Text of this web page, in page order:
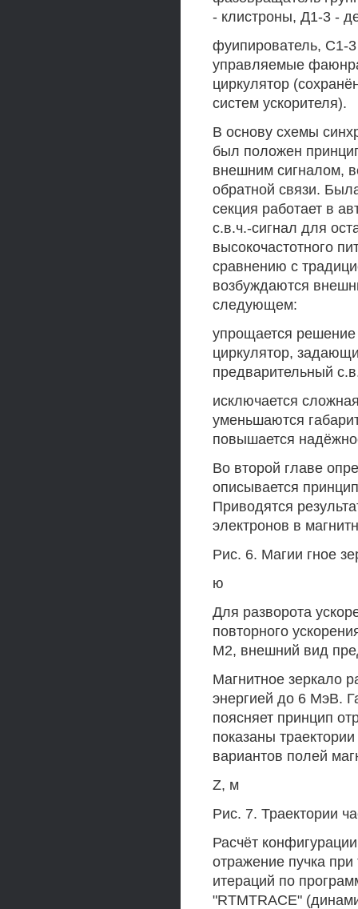
- клистроны, Д1-3 -
фуипирователь, С1-
управляемые
циркулятор
систем ускорителя).
В основу схемы
был положен
внешним сигналом,
обратной связи.
секция работает в
с.в.ч.-сигнал для
высокочастотного
сравнению с
возбуждаются
следующем:
упрощается
циркулятор,
предварительный
исключается
уменьшаются
повышается
Во второй главе
описывается
Приводятся
электронов в
Рис. 6. Магии гное
ю
Для разворота
повторного
М2, внешний вид
Магнитное зеркало
энергией до 6 МэВ.
поясняет принцип
показаны
вариантов полей
Z, м
Рис. 7. Траектории
Расчёт
отражение пучка
итераций по
"RTMTRACE"